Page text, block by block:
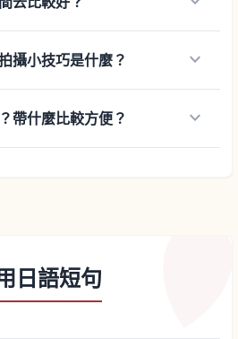
攝小技巧是什麼？ keyboard_arrow_down
帶什麼比較方便？ keyboard_arrow_down
日語短句